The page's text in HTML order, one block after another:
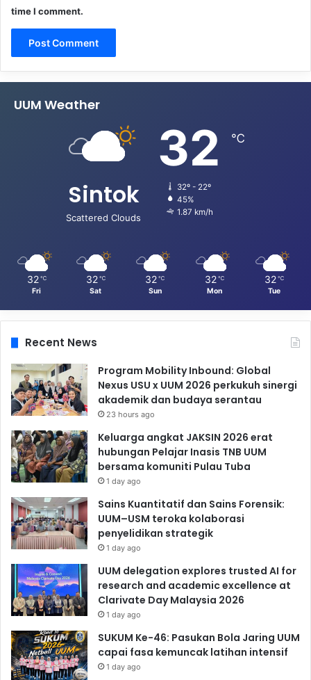
time I comment.
UUM Weather
Sintok
Scattered Clouds
32 ℃
32º - 22º
45%
1.87 km/h
32 ℃
Fri
32 ℃
Sat
32 ℃
Sun
32 ℃
Mon
32 ℃
Tue
Recent News
Program Mobility Inbound: Global
Nexus USU x UUM 2026 perkukuh sinergi
akademik dan budaya serantau
23 hours ago
Keluarga angkat JAKSIN 2026 erat
hubungan Pelajar Inasis TNB UUM
bersama komuniti Pulau Tuba
1 day ago
Sains Kuantitatif dan Sains Forensik:
UUM–USM teroka kolaborasi
penyelidikan strategik
1 day ago
UUM delegation explores trusted AI for
research and academic excellence at
Clarivate Day Malaysia 2026
1 day ago
SUKUM Ke-46: Pasukan Bola Jaring UUM
capai fasa kemuncak latihan intensif
1 day ago